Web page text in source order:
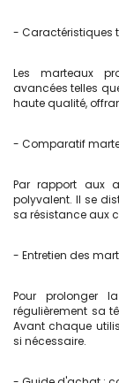
- Caractéristiques
Les marteaux
avancées telles
haute qualité,
- Comparatif
Par rapport aux
polyvalent. Il se
sa résistance aux
- Entretien des
Pour prolonger
régulièrement sa
Avant chaque
si nécessaire.